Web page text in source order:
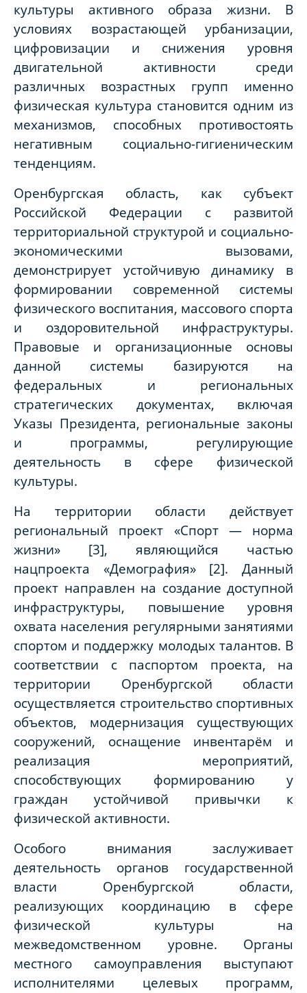
культуры активного образа жизни. В
условиях возрастающей урбанизации,
цифровизации и снижения уровня
двигательной активности среди
различных возрастных групп именно
физическая культура становится одним из
механизмов, способных противостоять
негативным социально-гигиеническим
тенденциям.
Оренбургская область, как субъект
Российской Федерации с развитой
территориальной структурой и социально-
экономическими вызовами,
демонстрирует устойчивую динамику в
формировании современной системы
физического воспитания, массового спорта
и оздоровительной инфраструктуры.
Правовые и организационные основы
данной системы базируются на
федеральных и региональных
стратегических документах, включая
Указы Президента, региональные законы
и программы, регулирующие
деятельность в сфере физической
культуры.
На территории области действует
региональный проект «Спорт — норма
жизни» [3], являющийся частью
нацпроекта «Демография» [2]. Данный
проект направлен на создание доступной
инфраструктуры, повышение уровня
охвата населения регулярными занятиями
спортом и поддержку молодых талантов. В
соответствии с паспортом проекта, на
территории Оренбургской области
осуществляется строительство спортивных
объектов, модернизация существующих
сооружений, оснащение инвентарём и
реализация мероприятий,
способствующих формированию у
граждан устойчивой привычки к
физической активности.
Особого внимания заслуживает
деятельность органов государственной
власти Оренбургской области,
реализующих координацию в сфере
физической культуры на
межведомственном уровне. Органы
местного самоуправления выступают
исполнителями целевых программ,